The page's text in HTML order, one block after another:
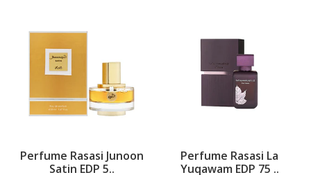
Perfume Rasasi Junoon
Satin EDP 5..
Perfume Rasasi La
Yuqawam EDP 75 ..